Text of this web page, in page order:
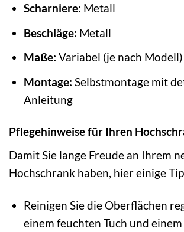
Scharniere: Metall
Beschläge: Metall
Maße: Variabel (je nach Modell)
Montage: Selbstmontage mit
Anleitung
Pflegehinweise für Ihren
Damit Sie lange Freude an Ihrem
Hochschrank haben, hier einige
Reinigen Sie die Oberflächen
einem feuchten Tuch und